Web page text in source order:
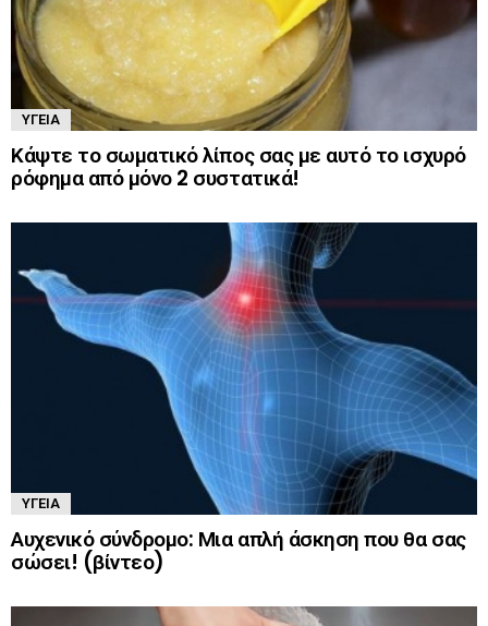
ΥΓΕΊΑ
Κάψτε το σωματικό λίπος σας με αυτό το ισχυρό
ρόφημα από μόνο 2 συστατικά!
ΥΓΕΊΑ
Αυχενικό σύνδρομο: Μια απλή άσκηση που θα σας
σώσει! (βίντεο)